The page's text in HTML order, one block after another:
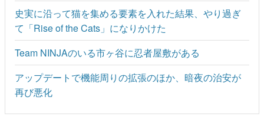
史実に沿って猫を集める要素を入れた結果、やり過ぎ
て「Rise of the Cats」になりかけた
Team NINJAのいる市ヶ谷に忍者屋敷がある
アップデートで機能周りの拡張のほか、暗夜の治安が
再び悪化